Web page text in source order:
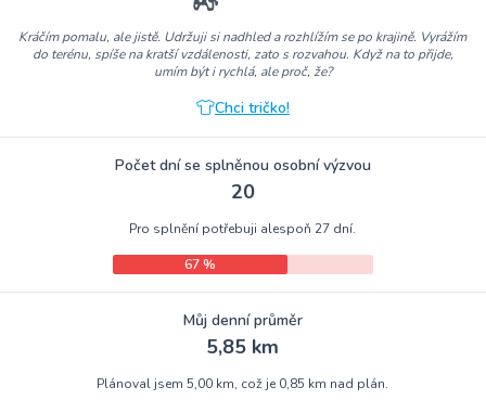
Kráčím pomalu, ale jistě. Udržuji si nadhled a rozhlížím se po krajině. Vyrážím
do terénu, spíše na kratší vzdálenosti, zato s rozvahou. Když na to přijde,
umím být i rychlá, ale proč, že?
Chci tričko!
Počet dní se splněnou osobní výzvou
20
Pro splnění potřebuji alespoň 27 dní.
67 %
Můj denní průměr
5,85 km
Plánoval jsem 5,00 km, což je 0,85 km nad plán.